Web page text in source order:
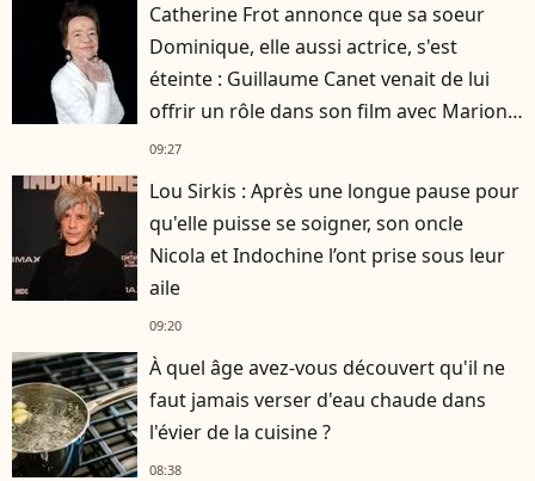
Catherine Frot annonce que sa soeur
Dominique, elle aussi actrice, s'est
éteinte : Guillaume Canet venait de lui
offrir un rôle dans son film avec Marion
Cotillard
09:27
Lou Sirkis : Après une longue pause pour
qu'elle puisse se soigner, son oncle
Nicola et Indochine l’ont prise sous leur
aile
09:20
À quel âge avez-vous découvert qu'il ne
faut jamais verser d'eau chaude dans
l'évier de la cuisine ?
08:38